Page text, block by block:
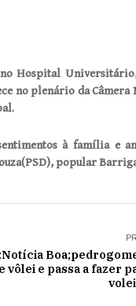
no Hospital
no plenário da
à família e
popular
vôlei e passa a fazer